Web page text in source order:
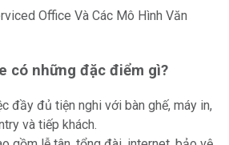
Office Và Các Mô Hình Văn
có những đặc điểm gì?
đầy đủ tiện nghi với bàn ghế, máy in,
và tiếp khách.